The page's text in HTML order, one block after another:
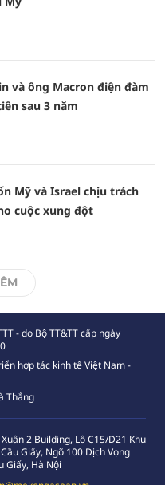
và ông Macron điện đàm
sau 3 năm
Mỹ và Israel chịu trách
cuộc xung đột
- do Bộ TT&TT cấp ngày
hợp tác kinh tế Việt Nam -
Thắng
2 Building, Lô C15/D21 Khu
Giấy, Ngõ 100 Dịch Vọng
Giấy, Hà Nội